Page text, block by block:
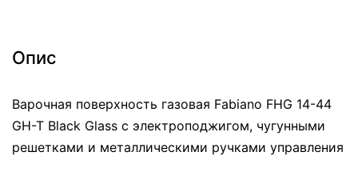
Опис
Варочная поверхность газовая Fabiano FHG 14-44
GH-T Black Glass с электроподжигом, чугунными
решетками и металлическими ручками управления